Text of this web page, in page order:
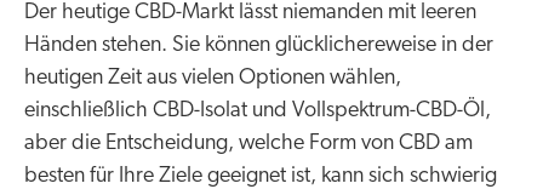
Der heutige CBD-Markt lässt niemanden mit leeren
Händen stehen. Sie können glücklichereweise in der
heutigen Zeit aus vielen Optionen wählen,
einschließlich CBD-Isolat und Vollspektrum-CBD-Öl,
aber die Entscheidung, welche Form von CBD am
besten für Ihre Ziele geeignet ist, kann sich schwierig